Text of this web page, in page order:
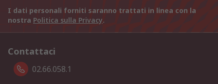
I dati personali forniti saranno trattati in linea con la
nostra Politica sulla Privacy.
Contattaci
02.66.058.1